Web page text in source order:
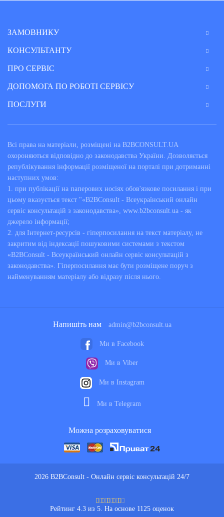
ЗАМОВНИКУ
КОНСУЛЬТАНТУ
ПРО СЕРВІС
ДОПОМОГА ПО РОБОТІ СЕРВІСУ
ПОСЛУГИ
Всі права на матеріали, розміщені на B2BCONSULT.UA
охороняються відповідно до законодавства України. Дозволяється
републікування інформації розміщеної на порталі при дотриманні
наступних умов:
1. при публікації на паперових носіях обов'язкове посилання і при
цьому вказується текст "«B2BConsult - Всеукраїнський онлайн
сервіс консультацій з законодавства», www.b2bconsult.ua - як
джерело інформації;
2. для Інтернет-ресурсів - гіперпосилання на текст матеріалу, не
закритим від індексації пошуковими системами з текстом
«B2BConsult - Всеукраїнський онлайн сервіс консультацій з
законодавства». Гіперпосилання має бути розміщене поруч з
найменуванням матеріалу або відразу після нього.
2026 B2BConsult - Онлайн сервіс консультацій 24/7
Рейтинг 4.3 из 5. На основе 1125 оценок
Напишіть нам admin@b2bconsult.ua
Ми в Facebook
Ми в Viber
Ми в Instagram
Ми в Telegram
Можна розраховуватися